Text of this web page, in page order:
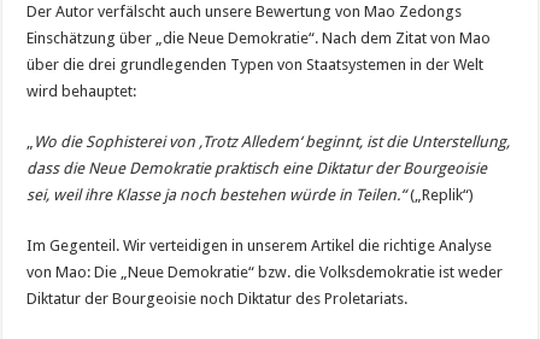
Der Autor verfälscht auch unsere Bewertung von Mao Zedongs
Einschätzung über „die Neue Demokratie“. Nach dem Zitat von Mao
über die drei grundlegenden Typen von Staatsystemen in der Welt
wird behauptet:
„ Wo die Sophisterei von ‚Trotz Alledem‘ beginnt, ist die Unterstellung,
dass die Neue Demokratie praktisch eine Diktatur der Bourgeoisie
sei, weil ihre Klasse ja noch bestehen würde in Teilen.“(„Replik“)
Im Gegenteil. Wir verteidigen in unserem Artikel die richtige Analyse
von Mao: Die „Neue Demokratie“ bzw. die Volksdemokratie ist weder
Diktatur der Bourgeoisie noch Diktatur des Proletariats.